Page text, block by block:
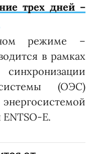
трех дней –
режиме –
в рамках
(ОЭС)
E.